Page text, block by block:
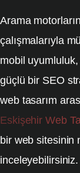
Arama
çalışmalarıyla
mobil
güçlü bir SEO
web tasarım
Eskişehir Web
bir web sitesinin
inceleyebilirsiniz.